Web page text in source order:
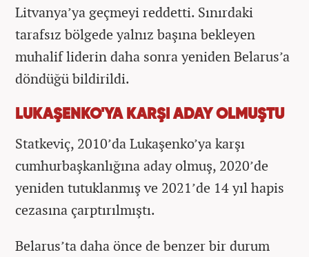
Litvanya’ya geçmeyi reddetti. Sınırdaki
tarafsız bölgede yalnız başına bekleyen
muhalif liderin daha sonra yeniden Belarus’a
döndüğü bildirildi.
LUKAŞENKO'YA KARŞI ADAY OLMUŞTU
Statkeviç, 2010’da Lukaşenko’ya karşı
cumhurbaşkanlığına aday olmuş, 2020’de
yeniden tutuklanmış ve 2021’de 14 yıl hapis
cezasına çarptırılmıştı.
Belarus’ta daha önce de benzer bir durum